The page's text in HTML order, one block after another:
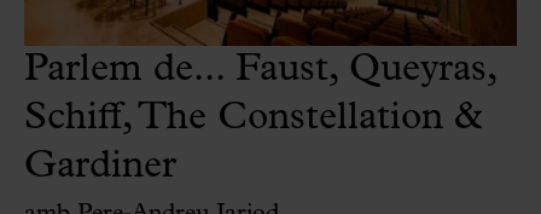
Parlem de... Faust, Queyras,
Schiff, The Constellation &
Gardiner